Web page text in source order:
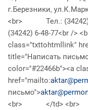
г.Березники,
<br> Тел.: (34242) 6-
(34242) 6-48-77<br /
class="txttohtmllink"
title="Написать
color="#22466b"><a
href="mailto:
письмо">
<br> </td> <br> </